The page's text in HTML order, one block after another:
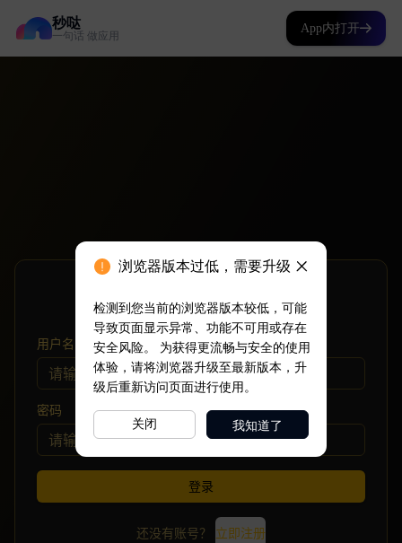
秒哒
一句话 做应用
App内打开
浏览器版本过低，需要升级
检测到您当前的浏览器版本较低，可能
导致页面显示异常、功能不可用或存在
安全风险。 为获得更流畅与安全的使用
体验，请将浏览器升级至最新版本，升
级后重新访问页面进行使用。
关闭 我知道了